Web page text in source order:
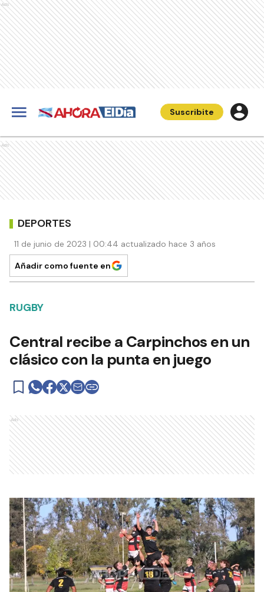
Ads
Suscribite
Ads
DEPORTES
11 de junio de 2023 | 00:44 actualizado hace 3 años
Añadir como fuente en
RUGBY
Central recibe a Carpinchos en un
clásico con la punta en juego
Ads